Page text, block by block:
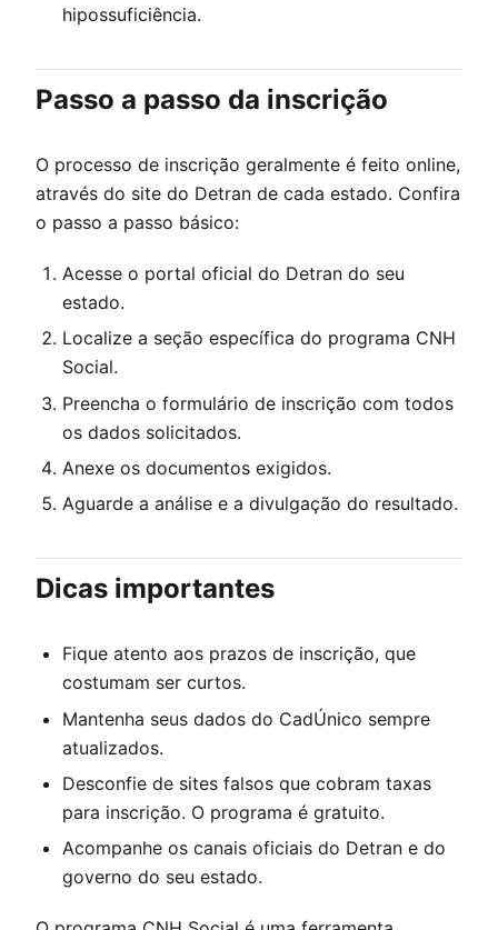
hipossuficiência.
Passo a passo da inscrição
O processo de inscrição geralmente é feito online,
através do site do Detran de cada estado. Confira
o passo a passo básico:
Acesse o portal oficial do Detran do seu
estado.
Localize a seção específica do programa CNH
Social.
Preencha o formulário de inscrição com todos
os dados solicitados.
Anexe os documentos exigidos.
Aguarde a análise e a divulgação do resultado.
Dicas importantes
Fique atento aos prazos de inscrição, que
costumam ser curtos.
Mantenha seus dados do CadÚnico sempre
atualizados.
Desconfie de sites falsos que cobram taxas
para inscrição. O programa é gratuito.
Acompanhe os canais oficiais do Detran e do
governo do seu estado.